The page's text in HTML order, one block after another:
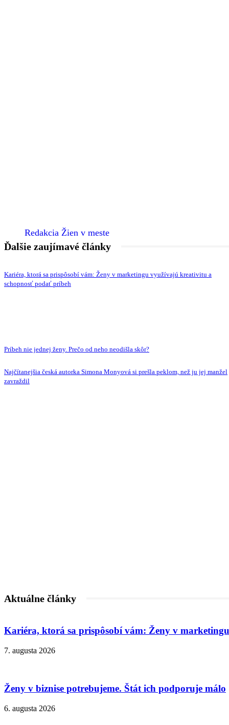
Redakcia Žien v meste
Ďalšie zaujímavé články
Kariéra, ktorá sa prispôsobí vám: Ženy v marketingu využívajú kreativitu a
schopnosť podať príbeh
Príbeh nie jednej ženy. Prečo od neho neodišla skôr?
Najčítanejšia česká autorka Simona Monyová si prešla peklom, než ju jej manžel
zavraždil
Aktuálne články
Kariéra, ktorá sa prispôsobí vám: Ženy v
7. augusta 2026
Ženy v biznise potrebujeme. Štát ich podporuje málo
6. augusta 2026